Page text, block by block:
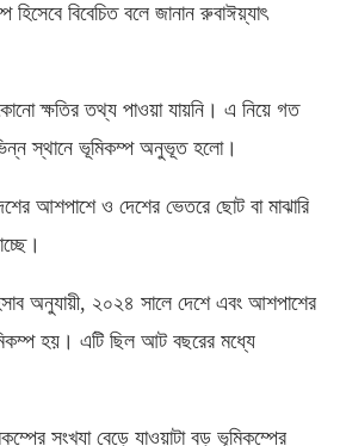
হিসেবে বিবেচিত বলে জানান রুবাঈয়্যাৎ
ক্ষতির তথ্য পাওয়া যায়নি। এ নিয়ে গত
স্থানে ভূমিকম্প অনুভূত হলো।
আশপাশে ও দেশের ভেতরে ছোট বা মাঝারি
অনুযায়ী, ২০২৪ সালে দেশে এবং আশপাশের
হয়। এটি ছিল আট বছরের মধ্যে
সংখ্যা বেড়ে যাওয়াটা বড় ভূমিকম্পের